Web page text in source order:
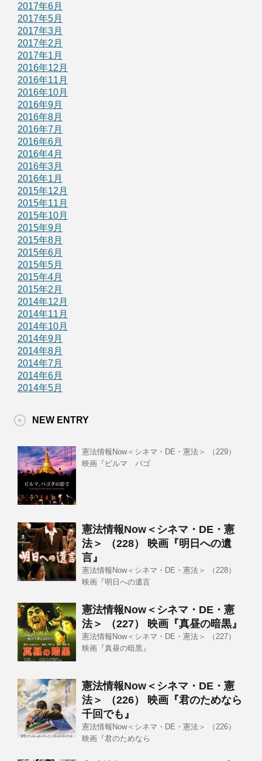
2017年6月
2017年5月
2017年3月
2017年2月
2017年1月
2016年12月
2016年11月
2016年10月
2016年9月
2016年8月
2016年7月
2016年6月
2016年4月
2016年3月
2016年1月
2015年12月
2015年11月
2015年10月
2015年9月
2015年8月
2015年6月
2015年5月
2015年4月
2015年2月
2014年12月
2014年11月
2014年10月
2014年9月
2014年8月
2014年7月
2014年6月
2014年5月
NEW ENTRY
憲法情報Now＜シネマ・DE・憲法＞ （229）
映画『ビルマ パゴ
憲法情報Now＜シネマ・DE・憲
法＞ （228） 映画『明日への遺
言』
憲法情報Now＜シネマ・DE・憲法＞ （228）
映画『明日への遺言
憲法情報Now＜シネマ・DE・憲
法＞ （227） 映画『真昼の暗黒』
憲法情報Now＜シネマ・DE・憲法＞ （227）
映画『真昼の暗黒』
憲法情報Now＜シネマ・DE・憲
法＞ （226） 映画『君のためなら
千回でも』
憲法情報Now＜シネマ・DE・憲法＞ （226）
映画『君のためなら